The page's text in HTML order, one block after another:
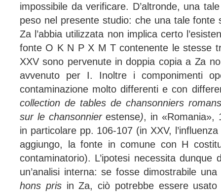
impossibile da verificare. D’altronde, una
peso nel presente studio: che una tale fonte
Za l’abbia utilizzata non implica certo
fonte O K N P X M T contenente le stesse
XXV sono pervenute in doppia copia a Za
avvenuto per I. Inoltre i componimenti
contaminazione molto differenti e con
collection de tables de chansonniers
sur le chansonnierestense), in «Romania»,
in particolare pp. 106-107 (in XXV,
aggiungo, la fonte in comune con H
contaminatorio). L’ipotesi necessita dunque
un’analisi interna: se fosse dimostrabile
hons pris in Za, ciò potrebbe essere